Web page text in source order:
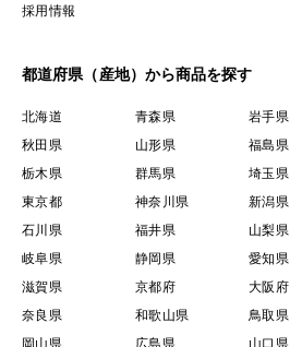
採用情報
都道府県（産地）から商品を探す
北海道 青森県 岩手県
秋田県
山形県 福島県
栃木県
群馬県 埼玉県
東京都
神奈川県 新潟県
石川県
福井県 山梨県
岐阜県
静岡県 愛知県
滋賀県
京都府 大阪府
奈良県
和歌山県 鳥取県
岡山県
広島県 山口県